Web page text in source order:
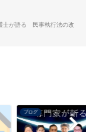
語る 民事執行法の改
ブログ